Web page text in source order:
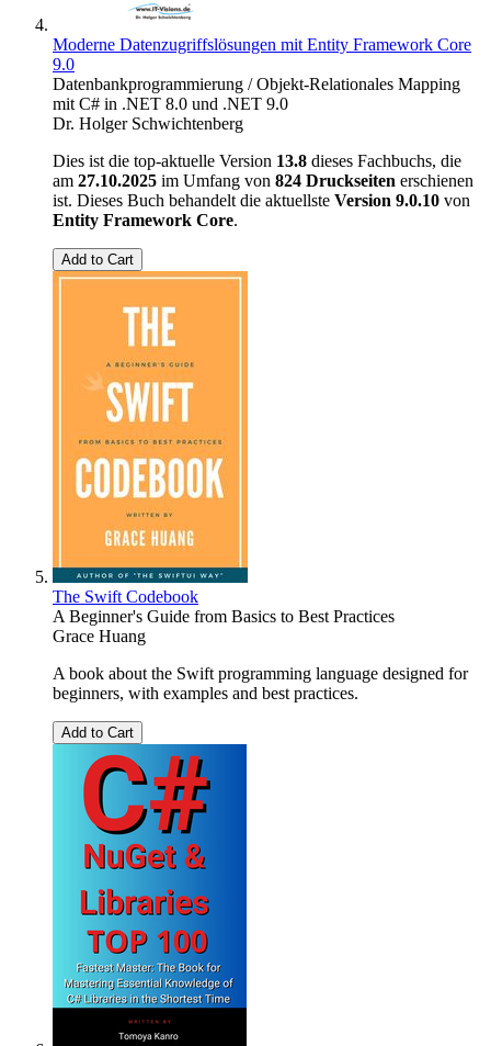
Moderne Datenzugriffslösungen mit Entity Framework Core
9.0
Datenbankprogrammierung / Objekt-Relationales Mapping
mit C# in .NET 8.0 und .NET 9.0
Dr. Holger Schwichtenberg
Dies ist die top-aktuelle Version 13.8 dieses Fachbuchs, die
am 27.10.2025 im Umfang von 824 Druckseiten erschienen
ist. Dieses Buch behandelt die aktuellste Version 9.0.10 von
Entity Framework Core.
Add to Cart
The Swift Codebook
A Beginner's Guide from Basics to Best Practices
Grace Huang
A book about the Swift programming language designed for
beginners, with examples and best practices.
Add to Cart